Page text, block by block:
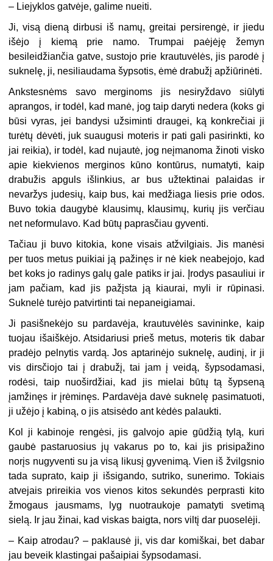
– Liejyklos gatvėje, galime nueiti.
Ji, visą dieną dirbusi iš namų, greitai persirengė, ir jiedu
išėjo į kiemą prie namo. Trumpai paėjėję žemyn
besileidžiančia gatve, sustojo prie krautuvėlės, jis parodė į
suknelę, ji, nesiliaudama šypsotis, ėmė drabužį apžiūrinėti.
Ankstesnėms savo merginoms jis nesiryždavo siūlyti
aprangos, ir todėl, kad manė, jog taip daryti nedera (koks gi
būsi vyras, jei bandysi užsiminti draugei, ką konkrečiai ji
turėtų dėvėti, juk suaugusi moteris ir pati gali pasirinkti, ko
jai reikia), ir todėl, kad nujautė, jog neįmanoma žinoti visko
apie kiekvienos merginos kūno kontūrus, numatyti, kaip
drabužis apguls išlinkius, ar bus užtektinai palaidas ir
nevaržys judesių, kaip bus, kai medžiaga liesis prie odos.
Buvo tokia daugybė klausimų, klausimų, kurių jis verčiau
net neformulavo. Kad būtų paprasčiau gyventi.
Tačiau ji buvo kitokia, kone visais atžvilgiais. Jis manėsi
per tuos metus puikiai ją pažinęs ir nė kiek neabejojo, kad
bet koks jo radinys galų gale patiks ir jai. Įrodys pasauliui ir
jam pačiam, kad jis pažįsta ją kiaurai, myli ir rūpinasi.
Suknelė turėjo patvirtinti tai nepaneigiamai.
Ji pasišnekėjo su pardavėja, krautuvėlės savininke, kaip
tuojau išaiškėjo. Atsidariusi prieš metus, moteris tik dabar
pradėjo pelnytis vardą. Jos aptarinėjo suknelę, audinį, ir ji
vis dirsčiojo tai į drabužį, tai jam į veidą, šypsodamasi,
rodėsi, taip nuoširdžiai, kad jis mielai būtų tą šypseną
įamžinęs ir įrėminęs. Pardavėja davė suknelę pasimatuoti,
ji užėjo į kabiną, o jis atsisėdo ant kėdės palaukti.
Kol ji kabinoje rengėsi, jis galvojo apie gūdžią tylą, kuri
gaubė pastaruosius jų vakarus po to, kai jis prisipažino
norįs nugyventi su ja visą likusį gyvenimą. Vien iš žvilgsnio
tada suprato, kaip ji išsigando, sutriko, sunerimo. Tokiais
atvejais prireikia vos vienos kitos sekundės perprasti kito
žmogaus jausmams, lyg nuotraukoje pamatyti svetimą
sielą. Ir jau žinai, kad viskas baigta, nors viltį dar puoselėji.
– Kaip atrodau? – paklausė ji, vis dar komiškai, bet dabar
jau beveik klastingai pašaipiai šypsodamasi.